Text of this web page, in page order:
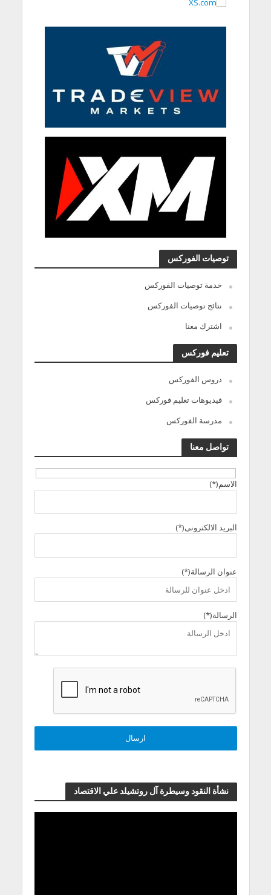
توصيات الفوركس
خدمة توصيات الفوركس
نتائج توصيات الفوركس
اشترك معنا
تعليم فوركس
دروس الفوركس
فيديوهات تعليم فوركس
مدرسة الفوركس
تواصل معنا
الاسم(*)
البريد الالكترونى(*)
عنوان الرسالة(*)
الرسالة(*)
نشأة النقود وسيطرة آل روتشيلد علي الاقتصاد